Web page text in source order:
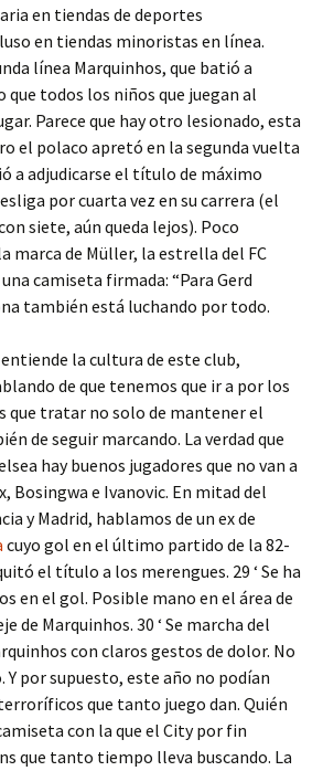
en tiendas de deportes
en tiendas minoristas en línea.
línea Marquinhos, que batió a
que todos los niños que juegan al
Parece que hay otro lesionado, esta
el polaco apretó en la segunda vuelta
a adjudicarse el título de máximo
por cuarta vez en su carrera (el
siete, aún queda lejos). Poco
marca de Müller, la estrella del FC
camiseta firmada: “Para Gerd
también está luchando por todo.
la cultura de este club,
de que tenemos que ir a por los
que tratar no solo de mantener el
de seguir marcando. La verdad que
hay buenos jugadores que no van a
Bosingwa e Ivanovic. En mitad del
y Madrid, hablamos de un ex de
cuyo gol en el último partido de la 82-
el título a los merengues. 29 ‘ Se ha
en el gol. Posible mano en el área de
de Marquinhos. 30 ‘ Se marcha del
con claros gestos de dolor. No
Y por supuesto, este año no podían
que tanto juego dan. Quién
con la que el City por fin
que tanto tiempo lleva buscando. La